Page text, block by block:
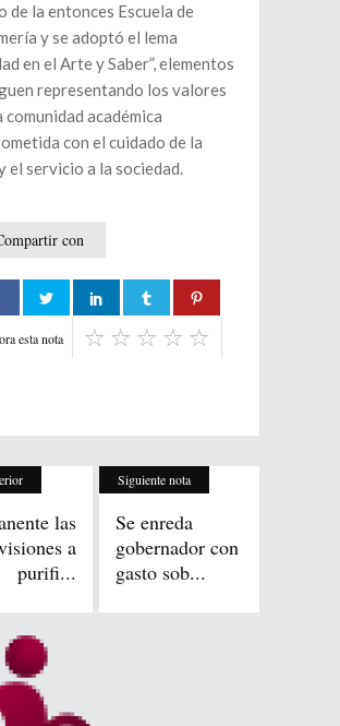
de la entonces Escuela de
y se adoptó el lema
en el Arte y Saber”, elementos
representando los valores
comunidad académica
con el cuidado de la
el servicio a la sociedad.
con
esta nota
las
a
purifi...
Siguiente nota
Se enreda
gobernador con
gasto sob...